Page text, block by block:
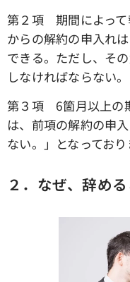
第２項 期間によって
からの解約の申入れ
できる。ただし、そ
しなければならない。
第３項 6箇月以上の
は、前項の解約の申
ない。」となっており
２．なぜ、辞め